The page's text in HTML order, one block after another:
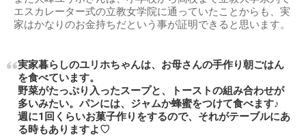
エスカレーター式の立教女学院に通っていたことからも、実
家はかなりのお金持ちだという事が証明できると思います。
実家暮らしのユリホちゃんは、お母さんの手作り朝ごはん
を食べています。
野菜がたっぷり入ったスープと、トーストの組み合わせが
多いみたい。パンには、ジャムか蜂蜜をつけて食べます♪
週に1回くらいお菓子作りをするので、それがテーブルにあ
る時もありますよ♡